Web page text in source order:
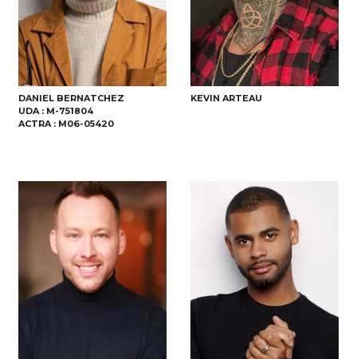
DANIEL BERNATCHEZ
UDA : M-751804
ACTRA : M06-05420
KEVIN ARTEAU